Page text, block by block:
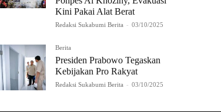
Kini Pakai Alat Berat
Redaksi Sukabumi Berita - 03/10/2025
Berita
Presiden Prabowo Tegaskan
Kebijakan Pro Rakyat
Redaksi Sukabumi Berita - 03/10/2025